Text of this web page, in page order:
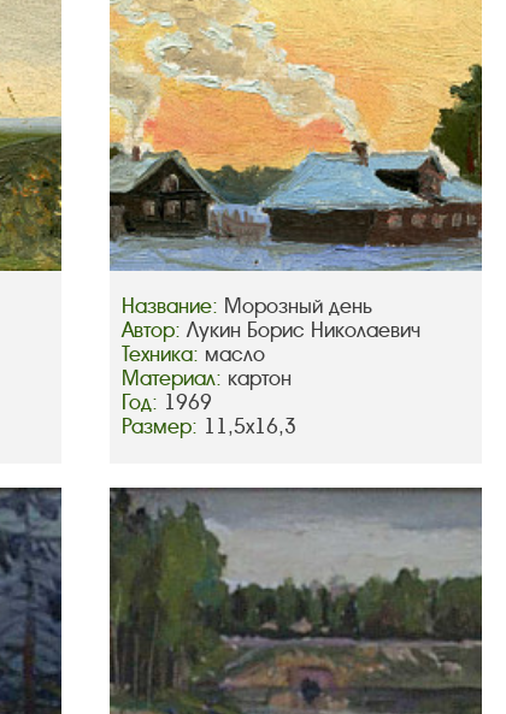
Название: Морозный день
Автор: Лукин Борис Николаевич
Техника: масло
Материал: картон
Год: 1969
Размер: 11,5х16,3